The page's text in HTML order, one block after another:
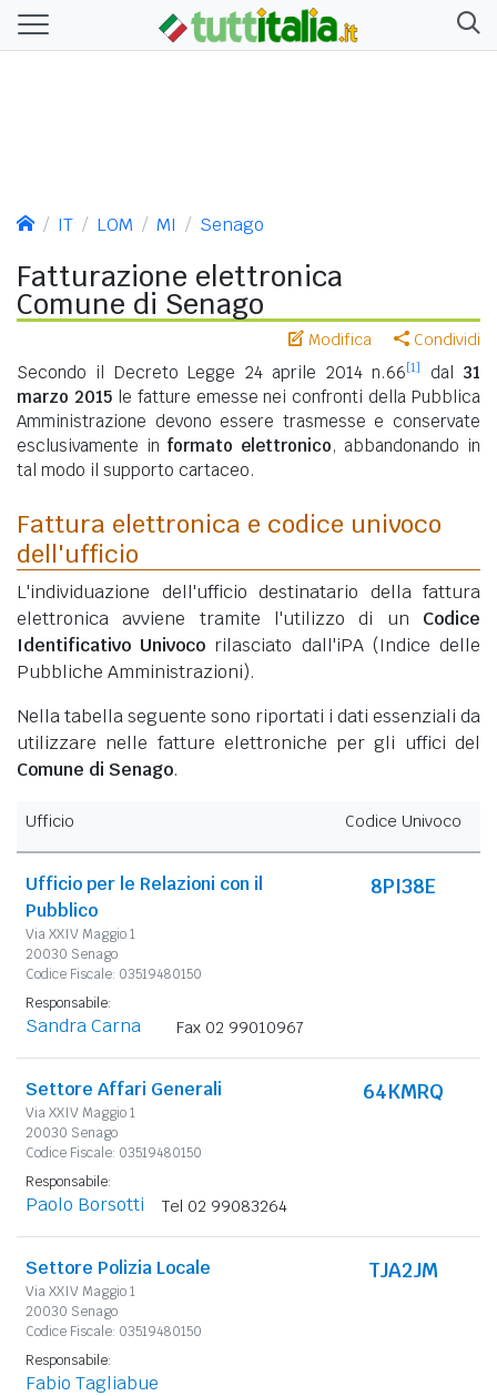
IT LOM MI Senago
Fatturazione elettronica
Comune di Senago
Modifica Condividi
Secondo il Decreto Legge 24 aprile 2014 n.66[1] dal 31
marzo 2015le fatture emesse nei confronti della Pubblica
Amministrazione devono essere trasmesse e conservate
esclusivamente in formato elettronico, abbandonando in
tal modo il supporto cartaceo.
Fattura elettronica e codice univoco
dell'ufficio
L'individuazione dell'ufficio destinatario della fattura
elettronica avviene tramite l'utilizzo di un Codice
Identificativo Univoco rilasciato dall'iPA (Indice delle
Pubbliche Amministrazioni).
Nella tabella seguente sono riportati i dati essenziali da
utilizzare nelle fatture elettroniche per gli uffici del
Comune di Senago.
Ufficio Codice Univoco
Ufficio per le Relazioni con il
Pubblico
Via XXIV Maggio 1
20030 Senago
Codice Fiscale: 03519480150
8PI38E
Responsabile:
Sandra Carna Fax 02 99010967
Settore Affari Generali
Via XXIV Maggio 1
20030 Senago
Codice Fiscale: 03519480150
64KMRQ
Responsabile:
Paolo Borsotti Tel 02 99083264
Settore Polizia Locale
Via XXIV Maggio 1
20030 Senago
Codice Fiscale: 03519480150
TJA2JM
Responsabile:
Fabio Tagliabue